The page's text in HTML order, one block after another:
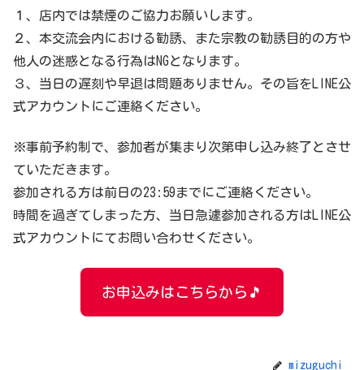
１、店内では禁煙のご協力お願いします。
２、本交流会内における勧誘、また宗教の勧誘目的の方や
他人の迷惑となる行為はNGとなります。
３、当日の遅刻や早退は問題ありません。その旨をLINE公
式アカウントにご連絡ください。
※事前予約制で、参加者が集まり次第申し込み終了とさせ
ていただきます。
参加される方は前日の23:59までにご連絡ください。
時間を過ぎてしまった方、当日急遽参加される方はLINE公
式アカウントにてお問い合わせください。
お申込みはこちらから🎵
mizuguchi